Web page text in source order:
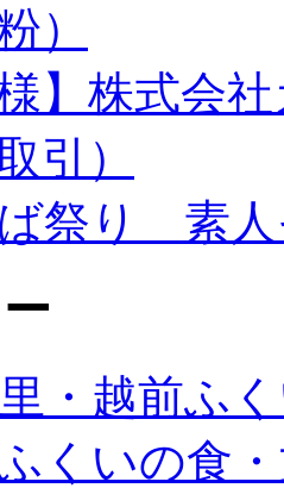
）
様】株式会
引）
祭り 素人
・越前ふ
くいの食